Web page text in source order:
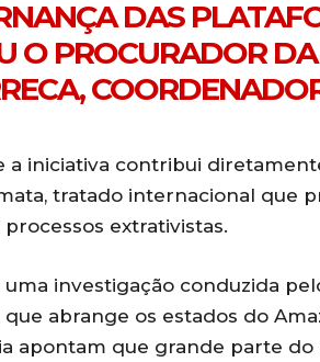
DAS
O PROCURADOR
a iniciativa contribui
tratado internacional que
extrativistas.
investigação conduzida
abrange os estados do
apontam que grande parte